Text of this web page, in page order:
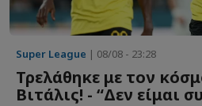
Super League | 08/08 - 23:28
Τρελάθηκε με τον
Βιτάλις! - “Δεν είμαι